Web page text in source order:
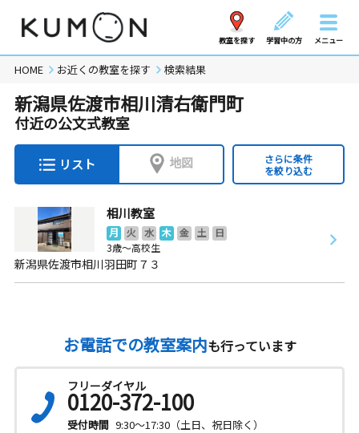
教室を探す 学習中の方 メニュー
HOME お近くの教室を探す 検索結果
新潟県佐渡市相川清右衛門町
付近の公文式教室
リスト 地図
さらに条件
を絞り込む
相川教室
月 火 水 木 金 土
日
3歳～高校生
新潟県佐渡市相川羽田町７３
お電話での教室案内も行っています
フリーダイヤル
0120-372-100
受付時間 9:30～17:30（土日、祝日除く）